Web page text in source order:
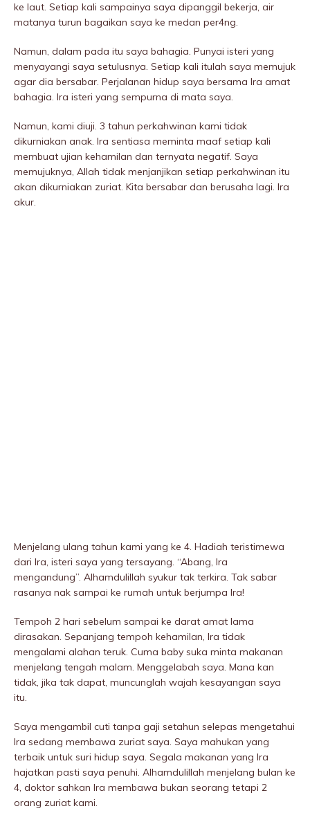
ke laut. Setiap kali sampainya saya dipanggil bekerja, air
matanya turun bagaikan saya ke medan per4ng.
Namun, dalam pada itu saya bahagia. Punyai isteri yang
menyayangi saya setulusnya. Setiap kali itulah saya memujuk
agar dia bersabar. Perjalanan hidup saya bersama Ira amat
bahagia. Ira isteri yang sempurna di mata saya.
Namun, kami diuji. 3 tahun perkahwinan kami tidak
dikurniakan anak. Ira sentiasa meminta maaf setiap kali
membuat ujian kehamilan dan ternyata negatif. Saya
memujuknya, Allah tidak menjanjikan setiap perkahwinan itu
akan dikurniakan zuriat. Kita bersabar dan berusaha lagi. Ira
akur.
Menjelang ulang tahun kami yang ke 4. Hadiah teristimewa
dari Ira, isteri saya yang tersayang. “Abang, Ira
mengandung”. Alhamdulillah syukur tak terkira. Tak sabar
rasanya nak sampai ke rumah untuk berjumpa Ira!
Tempoh 2 hari sebelum sampai ke darat amat lama
dirasakan. Sepanjang tempoh kehamilan, Ira tidak
mengalami alahan teruk. Cuma baby suka minta makanan
menjelang tengah malam. Menggelabah saya. Mana kan
tidak, jika tak dapat, muncunglah wajah kesayangan saya
itu.
Saya mengambil cuti tanpa gaji setahun selepas mengetahui
Ira sedang membawa zuriat saya. Saya mahukan yang
terbaik untuk suri hidup saya. Segala makanan yang Ira
hajatkan pasti saya penuhi. Alhamdulillah menjelang bulan ke
4, doktor sahkan Ira membawa bukan seorang tetapi 2
orang zuriat kami.